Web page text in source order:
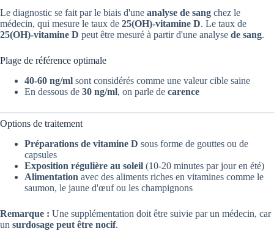
Le diagnostic se fait par le biais d'une analyse de sang chez le
médecin, qui mesure le taux de 25(OH)-vitamine D. Le taux de
25(OH)-vitamine D peut être mesuré à partir d'une analyse de sang.
Plage de référence optimale
40-60 ng/ml sont considérés comme une valeur cible saine
En dessous de 30 ng/ml, on parle de carence
Options de traitement
Préparations de vitamine D sous forme de gouttes ou de
capsules
Exposition régulière au soleil (10-20 minutes par jour en été)
Alimentation avec des aliments riches en vitamines comme le
saumon, le jaune d'œuf ou les champignons
Remarque : Une supplémentation doit être suivie par un médecin, car
un surdosage peut être nocif.